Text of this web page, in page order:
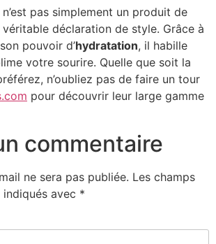
pas simplement un produit de
véritable déclaration de style. Grâce à
pouvoir d’hydratation, il habille
votre sourire. Quelle que soit la
n’oubliez pas de faire un tour
pour découvrir leur large gamme
commentaire
ne sera pas publiée. Les champs
avec *